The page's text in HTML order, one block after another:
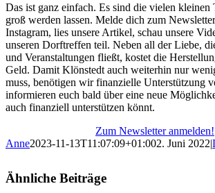
Das ist ganz einfach. Es sind die vielen kleinen
groß werden lassen. Melde dich zum
Instagram, lies unsere Artikel, schau unsere
unseren Dorftreffen teil. Neben all der Liebe,
und Veranstaltungen fließt, kostet die
Geld. Damit Klönstedt auch weiterhin nur
muss, benötigen wir finanzielle Unterstützung
informieren euch bald über eine neue
auch finanziell unterstützen könnt.
Zum Newsletter anmelden!
Anne2023-11-13T11:07:09+01:002. Juni 2022|
Ähnliche Beiträge